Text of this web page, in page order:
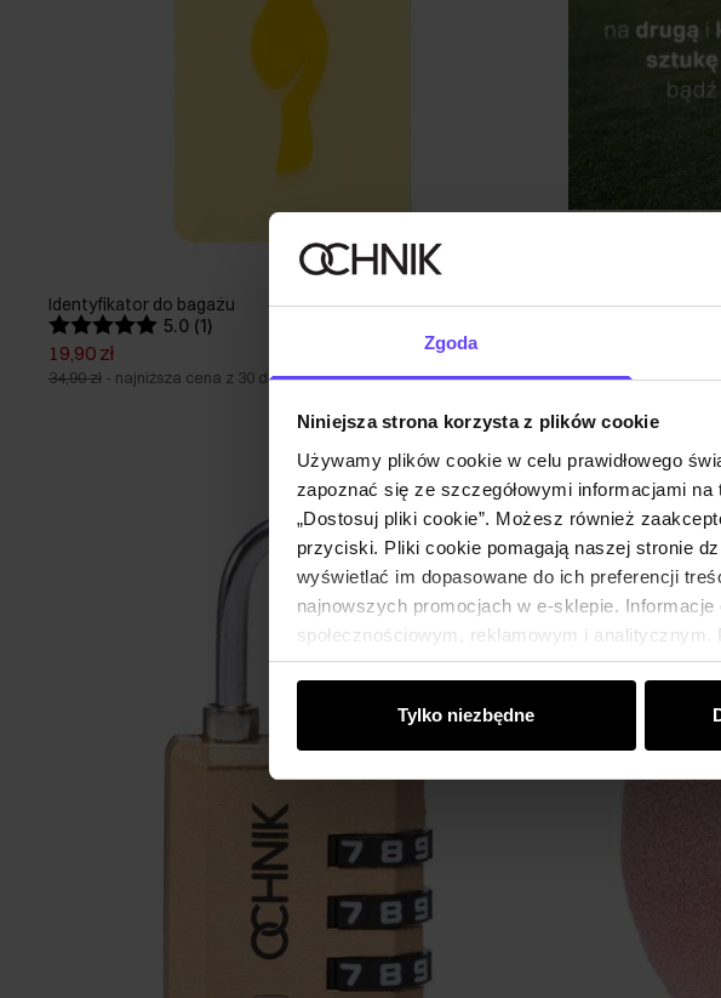
Zgoda
Niniejsza strona korzysta z plików cookie
Używamy plików cookie w celu prawidłowego
zapoznać się ze szczegółowymi informacjami
„Dostosuj pliki cookie”. Możesz również
przyciski. Pliki cookie pomagają naszej stronie
wyświetlać im dopasowane do ich preferencji
najnowszych promocjach w e-sklepie.
społecznościowym, reklamowym i
od Ciebie lub uzyskanymi podczas korzystania z
Tylko niezbędne
Identyfikator do bagażu
5.0 (1)
19,90 zł
34,90 zł - najniższa cena z 30 dni przed obniżką
Walizki